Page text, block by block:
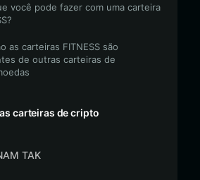
você pode fazer com uma carteira
as carteiras FITNESS são
de outras carteiras de
carteiras de cripto
TAK